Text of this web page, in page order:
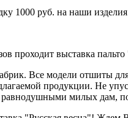
1000 руб. на наши
проходит выставка пальто
Все модели отшиты
продукции. Не
равнодушными милых дам,